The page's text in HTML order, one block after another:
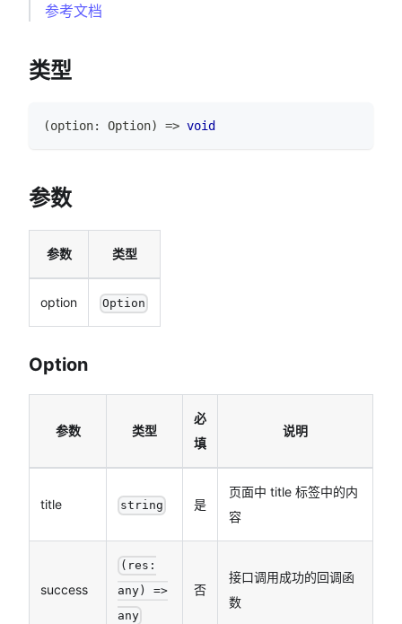
参考文档
类型
(option: Option) => void
参数
参数 类型
option Option
Option
参数 类型
必
填
说明
title string 是
页面中 title 标签中的内
容
success
(res:
any) =>
any
否
接口调用成功的回调函
数